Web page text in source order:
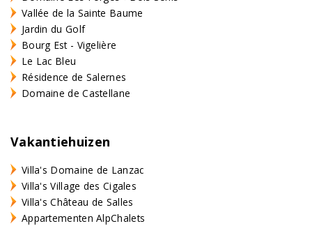
Vallée de la Sainte Baume
Jardin du Golf
Bourg Est - Vigelière
Le Lac Bleu
Résidence de Salernes
Domaine de Castellane
Vakantiehuizen
Villa's Domaine de Lanzac
Villa's Village des Cigales
Villa's Château de Salles
Appartementen AlpChalets